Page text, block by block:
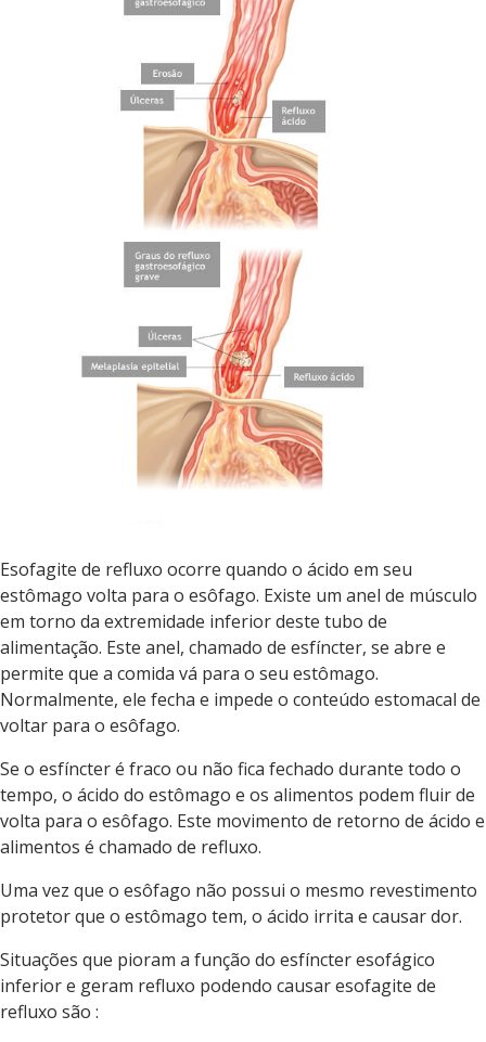
Esofagite de refluxo ocorre quando o ácido em seu
estômago volta para o esôfago. Existe um anel de músculo
em torno da extremidade inferior deste tubo de
alimentação. Este anel, chamado de esfíncter, se abre e
permite que a comida vá para o seu estômago.
Normalmente, ele fecha e impede o conteúdo estomacal de
voltar para o esôfago.
Se o esfíncter é fraco ou não fica fechado durante todo o
tempo, o ácido do estômago e os alimentos podem fluir de
volta para o esôfago. Este movimento de retorno de ácido e
alimentos é chamado de refluxo.
Uma vez que o esôfago não possui o mesmo revestimento
protetor que o estômago tem, o ácido irrita e causar dor.
Situações que pioram a função do esfíncter esofágico
inferior e geram refluxo podendo causar esofagite de
refluxo são :